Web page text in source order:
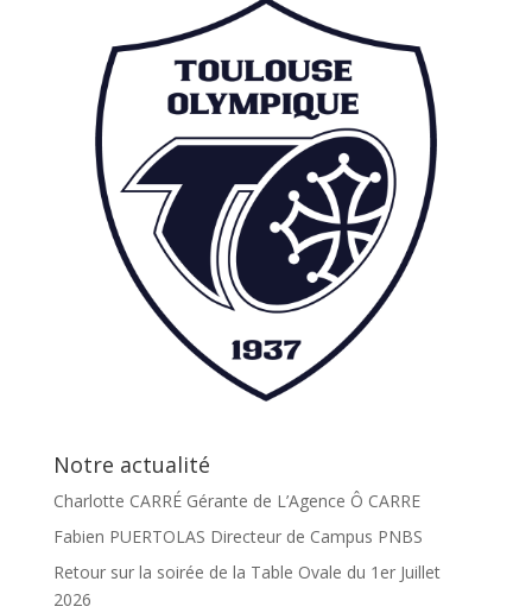
Notre actualité
Charlotte CARRÉ Gérante de L’Agence Ô CARRE
Fabien PUERTOLAS Directeur de Campus PNBS
Retour sur la soirée de la Table Ovale du 1er Juillet
2026